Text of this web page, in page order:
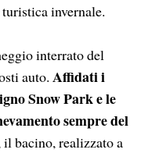
invernale.
interrato del
auto. Affidati i
Snow Park e le
sempre del
bacino, realizzato a